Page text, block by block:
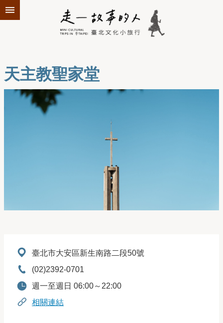
跳到主要內容區塊
天主教聖家堂
地址：臺北市大安區新生南路二段50號
電話：(02)2392-0701
開放時間：
週一至週日 06:00～22:00
相關連結